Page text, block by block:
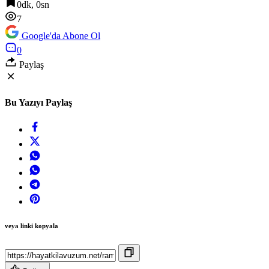
7:24
Kayseri Talas’ta her kapı çalınıyor
0dk, 0sn
7
Google'da Abone Ol
0
Paylaş
Bu Yazıyı Paylaş
veya linki kopyala